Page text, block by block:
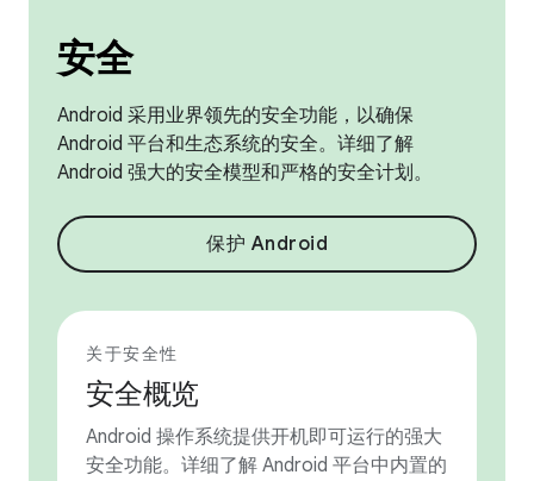
安全
Android 采用业界领先的安全功能，以确保
Android 平台和生态系统的安全。详细了解
Android 强大的安全模型和严格的安全计划。
保护 Android
关于安全性
安全概览
Android 操作系统提供开机即可运行的强大
安全功能。详细了解 Android 平台中内置的